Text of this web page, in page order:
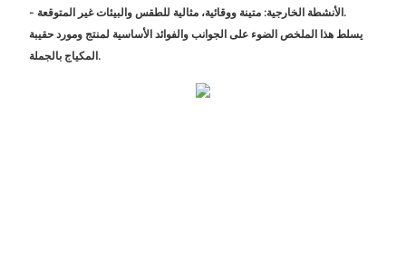
- الأنشطة الخارجية: متينة ووقائية، مثالية للطقس والبيئات غير المتوقعة.
يسلط هذا الملخص الضوء على الجوانب والفوائد الأساسية لمنتج ومورد حقيبة
المكياج بالجملة.